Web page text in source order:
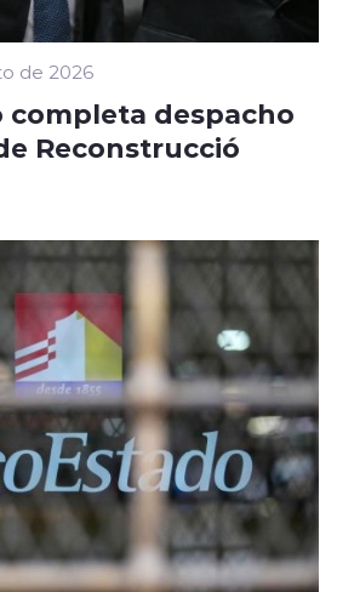
de 2026
completa despacho
Reconstrucció